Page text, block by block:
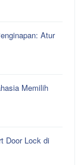
Atur
Memilih
Door Lock di